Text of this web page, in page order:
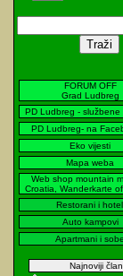
FORUM OFF
Grad Ludbreg
PD Ludbreg - službene
PD Ludbreg- na
Eko vijesti
Mapa weba
Web shop mountain
Croatia, Wanderkarte
Restorani i
Auto kampovi
Apartmani i sobe
Najnoviji